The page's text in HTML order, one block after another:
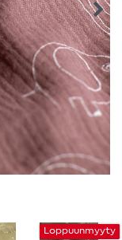
Loppuunmyyty